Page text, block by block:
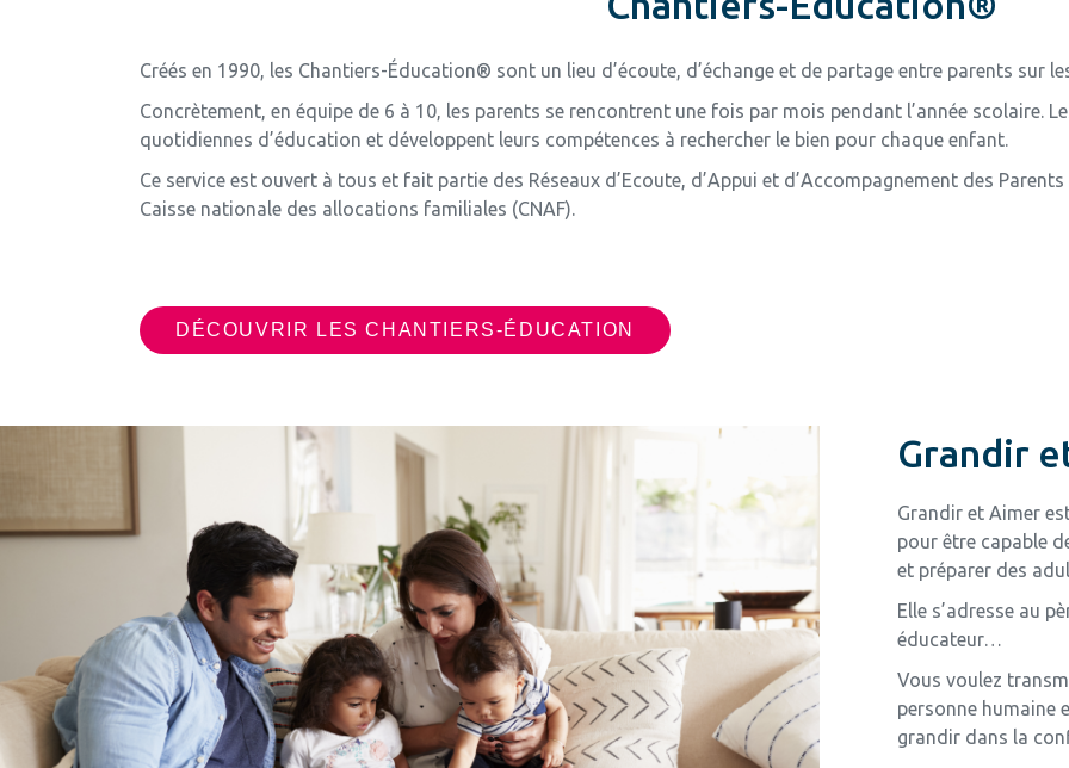
Créés en 1990, les Chantiers-Éducation® sont un lieu d’écoute, d’échange et de partage entre parents sur
Concrètement, en équipe de 6 à 10, les parents se rencontrent une fois par mois pendant l’année scolaire.
quotidiennes d’éducation et développent leurs compétences à rechercher le bien pour chaque enfant.
Ce service est ouvert à tous et fait partie des Réseaux d’Ecoute, d’Appui et d’Accompagnement des
Caisse nationale des allocations familiales (CNAF).
DÉCOUVRIR LES CHANTIERS-ÉDUCATION
Grandir
Grandir et Aimer
pour être capable
et préparer des
Elle s’adresse au
éducateur…
Vous voulez
personne humaine
grandir dans la